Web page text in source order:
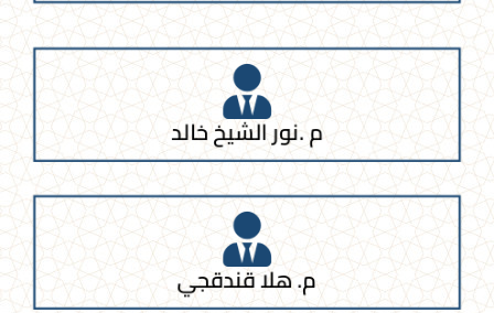
م .نور الشيخ خالد
م. هلا قندقجي